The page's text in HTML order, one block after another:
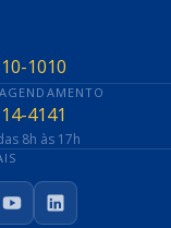
1010
4141
8h às 17h
YouTubeLinkedIn